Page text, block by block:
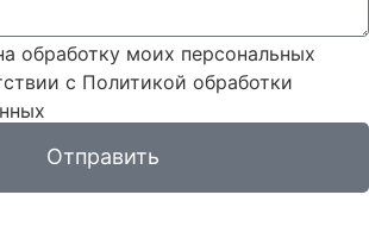
обработку моих персональных
с Политикой обработки
Отправить